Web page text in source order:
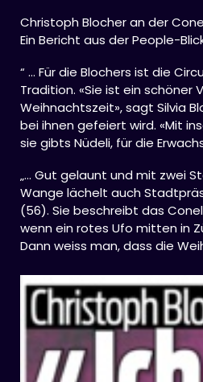
Christoph Blocher an der
Ein Bericht aus der People-
“ … Für die Blochers ist die
Tradition. «Sie ist ein schöner
Weihnachtszeit», sagt Silvia
bei ihnen gefeiert wird. «Mit
sie gibts Nüdeli, für die
„… Gut gelaunt und mit zwei
Wange lächelt auch
(56). Sie beschreibt das
wenn ein rotes Ufo mitten in
Dann weiss man, dass die